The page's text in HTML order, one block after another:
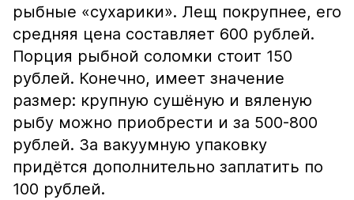
рыбные «сухарики». Лещ покрупнее, его
средняя цена составляет 600 рублей.
Порция рыбной соломки стоит 150
рублей. Конечно, имеет значение
размер: крупную сушёную и вяленую
рыбу можно приобрести и за 500-800
рублей. За вакуумную упаковку
придётся дополнительно заплатить по
100 рублей.